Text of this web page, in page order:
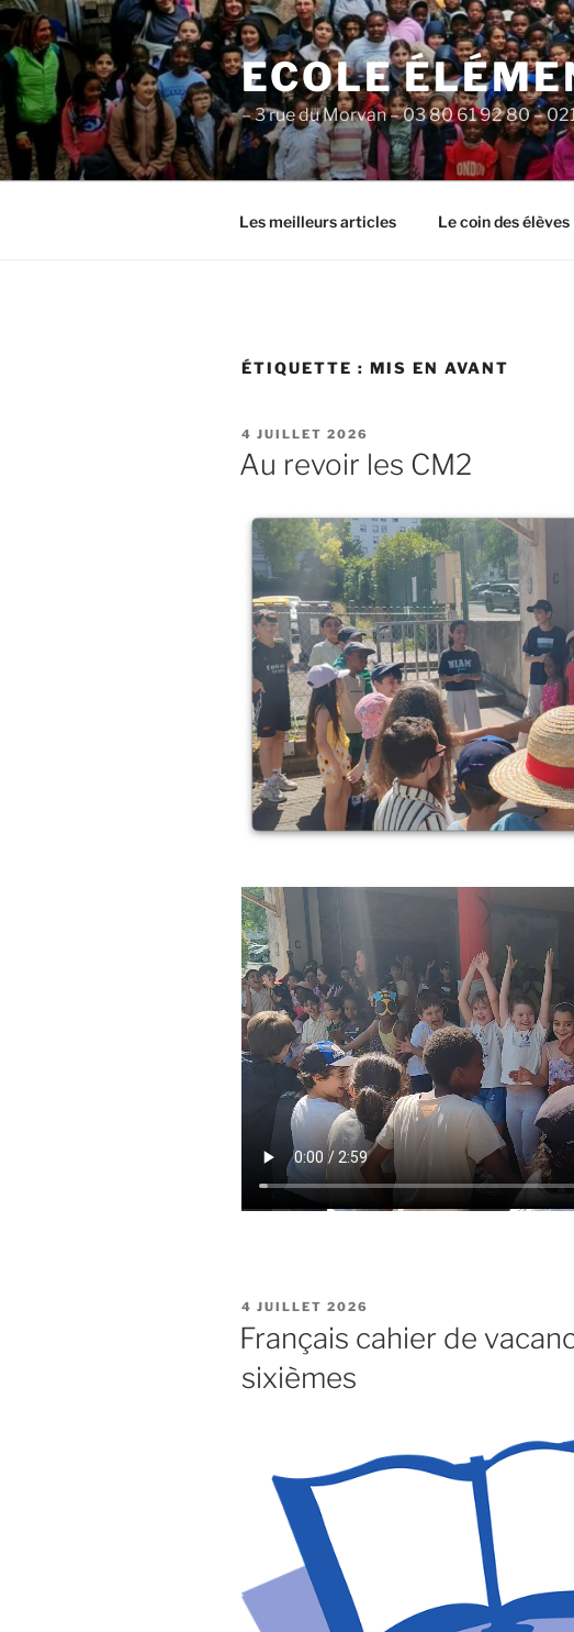
Aller
au
contenu
principal
ECOLE
– 3 rue du Morvan – 03 80 61 92 80 –
Les meilleurs articles Le coin des élèves
ÉTIQUETTE : MIS EN AVANT
PUBLIÉ
LE
4 JUILLET 2026
Au revoir les CM2
PUBLIÉ
LE
4 JUILLET 2026
Français cahier de
sixièmes